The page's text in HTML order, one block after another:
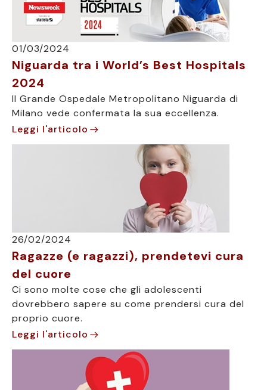
01/03/2024
Niguarda tra i World’s Best Hospitals
2024
Il Grande Ospedale Metropolitano Niguarda di
Milano vede confermata la sua eccellenza.
Leggi l'articolo
26/02/2024
Ragazze (e ragazzi), prendetevi cura
del cuore
Ci sono molte cose che gli adolescenti
dovrebbero sapere su come prendersi cura del
proprio cuore.
Leggi l'articolo